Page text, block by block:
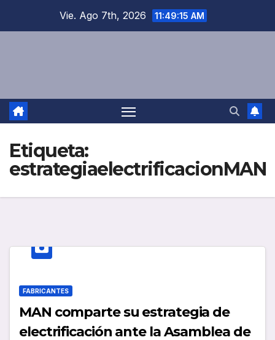
Vie. Ago 7th, 2026 11:49:15 AM
Etiqueta:
estrategiaelectrificacionMAN
FABRICANTES
MAN comparte su estrategia de
electrificación ante la Asamblea de